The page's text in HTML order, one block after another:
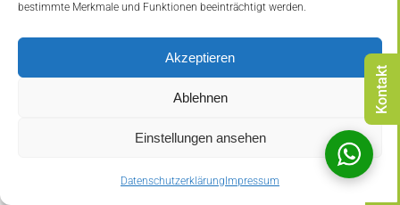
bestimmte Merkmale und Funktionen beeinträchtigt werden.
Akzeptieren
Ablehnen
Einstellungen ansehen
Datenschutzerklärung Impressum
©Copyright 2021-2026 Mielke & Sohn (GmbH & Co.) KG | All Rights
Reserved